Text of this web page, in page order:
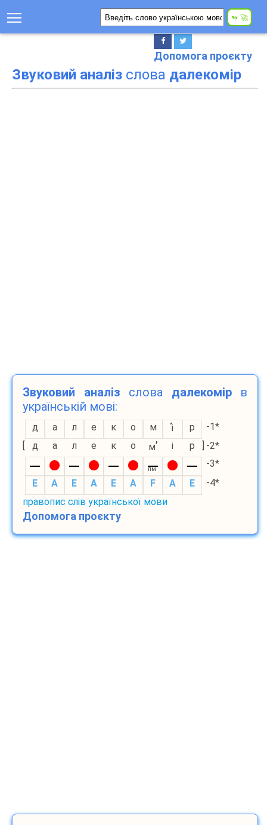
Допомога проєкту
Звуковий аналіз слова далекомір
Звуковий аналіз слова далекомірв
українській мові:
д а л е к о м і р
-1*
[
д а л е к о м’ і р ] -2*
пм
-3*
E
A E A E A F A E
-4*
правопис слів української мови
Допомога проєкту